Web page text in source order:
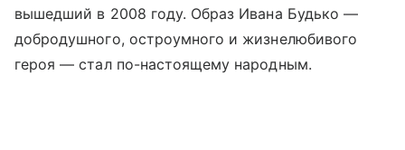
вышедший в 2008 году. Образ Ивана Будько —
добродушного, остроумного и жизнелюбивого
героя — стал по-настоящему народным.